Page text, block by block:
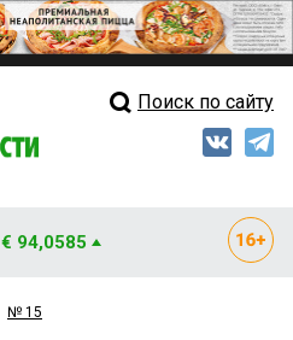
Свежий выпускПоиск по сайту
€ 94,0585
№ 15